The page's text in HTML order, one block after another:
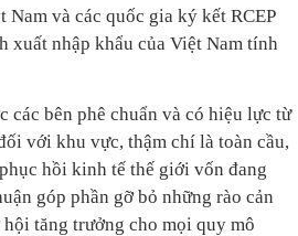
và các quốc gia ký kết RCEP
xuất nhập khẩu của Việt Nam tính
các bên phê chuẩn và có hiệu lực từ
với khu vực, thậm chí là toàn cầu,
hồi kinh tế thế giới vốn đang
góp phần gỡ bỏ những rào cản
tăng trưởng cho mọi quy mô